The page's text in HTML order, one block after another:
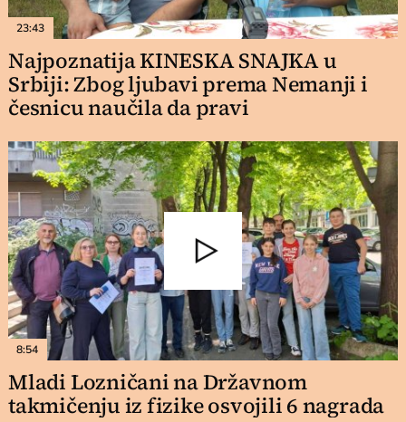
23:43
Najpoznatija KINESKA SNAJKA u
Srbiji: Zbog ljubavi prema Nemanji i
česnicu naučila da pravi
8:54
Mladi Lozničani na Državnom
takmičenju iz fizike osvojili 6 nagrada